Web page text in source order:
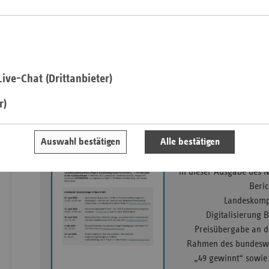
Chat (Drittanbieter)
Auswahl bestätigen Alle bestätigen
2. Ausgabe
In dieser Ausgabe des
Digitalisierung
Preisübergabe an
Rahmen des
„49 gewinnt“ sowie